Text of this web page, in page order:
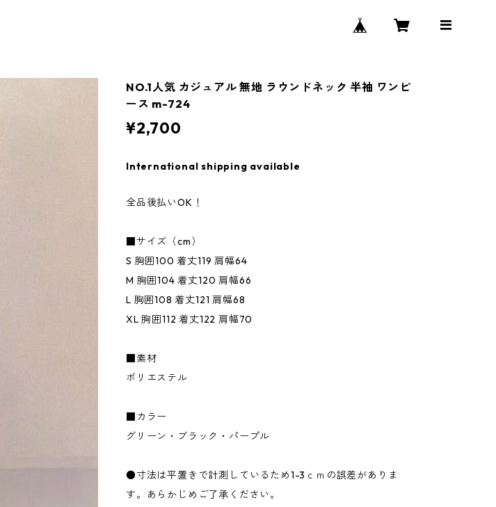
NO.1人気 カジュアル 無地 ラウンドネック 半袖 ワンピ
ース m-724
¥2,700
International shipping available
全品後払いOK！
■サイズ（cm）
S 胸囲100 着丈119 肩幅64
M 胸囲104 着丈120 肩幅66
L 胸囲108 着丈121 肩幅68
XL 胸囲112 着丈122 肩幅70
■素材
ポリエステル
■カラー
グリーン・ブラック・パープル
●寸法は平置きで計測しているため1-3ｃｍの誤差がありま
す。あらかじめご了承ください。